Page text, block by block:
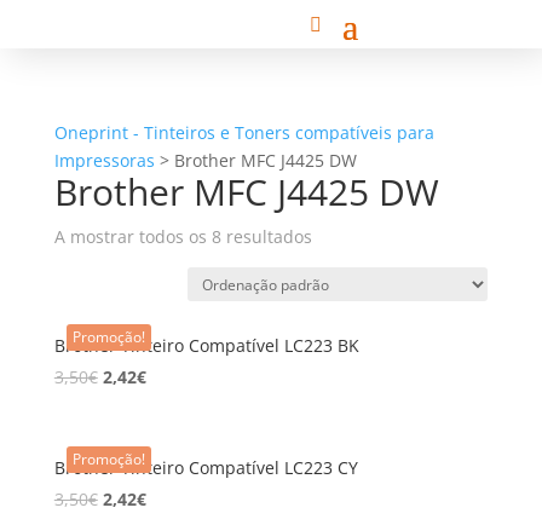
Oneprint - Tinteiros e Toners compatíveis para
Impressoras > Brother MFC J4425 DW
Brother MFC J4425 DW
A mostrar todos os 8 resultados
Promoção!
Brother Tinteiro Compatível LC223 BK
3,50€ 2,42€
Promoção!
Brother Tinteiro Compatível LC223 CY
3,50€ 2,42€